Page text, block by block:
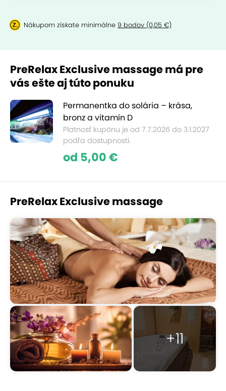
Nákupom získate minimálne 9 bodov (0,05 €)
PreRelax Exclusive massage má pre
vás ešte aj túto ponuku
Permanentka do solária – krása,
bronz a vitamín D
Platnosť kupónu je od 7.7.2026 do 3.1.2027
podľa dostupnosti.
od 5,00 €
PreRelax Exclusive massage
+11